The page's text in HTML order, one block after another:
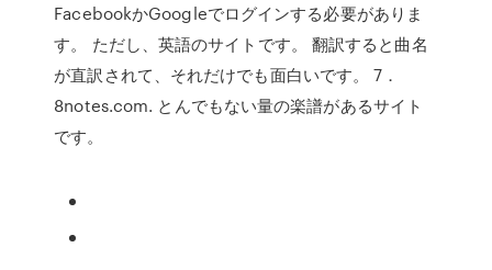
FacebookかGoogleでログインする必要がありま
す。 ただし、英語のサイトです。 翻訳すると曲名
が直訳されて、それだけでも面白いです。 7．
8notes.com. とんでもない量の楽譜があるサイト
です。